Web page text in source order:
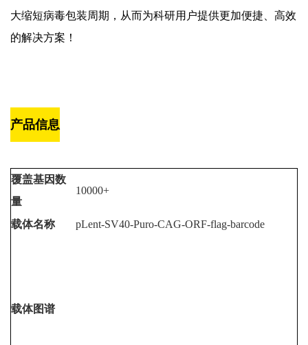
大缩短病毒包装周期，从而为科研用户提供更加便捷、高效
的解决方案！
产品信息
覆盖基因数
量
10000+
载体名称 pLent-SV40-Puro-CAG-ORF-flag-barcode
载体图谱